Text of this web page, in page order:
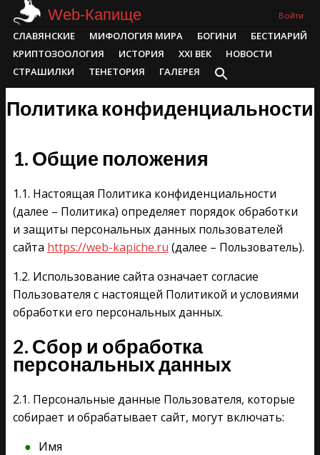
Skip
Web-Капище Войти
Primary
Navigation
Menu
СЛАВЯНСКИЕ МИФОЛОГИЯ МИРА БОГИНИ
БЕСТИАРИЙ
КРИПТОЗООЛОГИЯ
ИСТОРИЯ XXI ВЕК
НОВОСТИ
СТРАШИЛКИ
ТЕНЕТОРИЯ ГАЛЕРЕЯ
Политика конфиденциальности
1. Общие положения
1.1. Настоящая Политика конфиденциальности
(далее – Политика) определяет порядок обработки
и защиты персональных данных пользователей
сайта https://web-kapiche.ru (далее – Пользователь).
1.2. Использование сайта означает согласие
Пользователя с настоящей Политикой и условиями
обработки его персональных данных.
2. Сбор и обработка
персональных данных
2.1. Персональные данные Пользователя, которые
собирает и обрабатывает сайт, могут включать:
Имя